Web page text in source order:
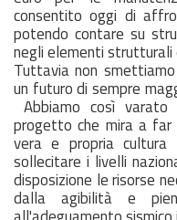
consentito oggi di
potendo contare su
negli elementi strutturali
Tuttavia non
un futuro di sempre
Abbiamo così varato
progetto che mira a far
vera e propria cultura
sollecitare i livelli
disposizione le risorse
dalla agibilità e